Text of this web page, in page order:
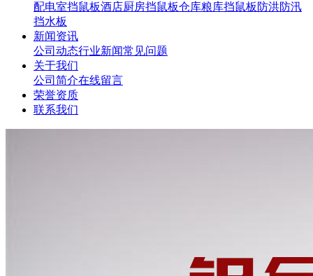
配电室挡鼠板酒店厨房挡鼠板仓库粮库挡鼠板 防洪防汛
挡水板
新闻资讯
公司动态行业新闻常见问题
关于我们
公司简介在线留言
荣誉资质
联系我们